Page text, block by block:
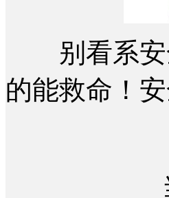
别看系安
的能救命！